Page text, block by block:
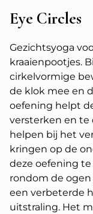
Eye Circles
Gezichtsyoga
kraaienpootjes.
cirkelvormige
de klok mee en
oefening helpt
versterken en te
helpen bij het
kringen op de
deze oefening
rondom de
een verbeterde
uitstraling. Het